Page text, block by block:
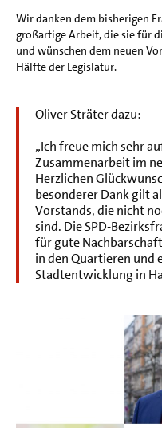
Wir danken dem bisherigen
großartige Arbeit, die sie für
und wünschen dem neuen
Hälfte der Legislatur.
Oliver Sträter dazu:
„Ich freue mich sehr
Zusammenarbeit im
Herzlichen
besonderer Dank gilt
Vorstands, die nicht
sind. Die SPD-
für gute
in den Quartieren und
Stadtentwicklung in